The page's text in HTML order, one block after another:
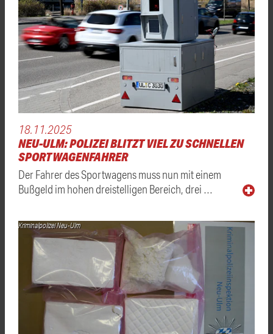
18.11.2025
NEU-ULM: POLIZEI BLITZT VIEL ZU SCHNELLEN
SPORTWAGENFAHRER
Der Fahrer des Sportwagens muss nun mit einem
Bußgeld im hohen dreistelligen Bereich, drei …
Kriminalpolizei Neu-Ulm